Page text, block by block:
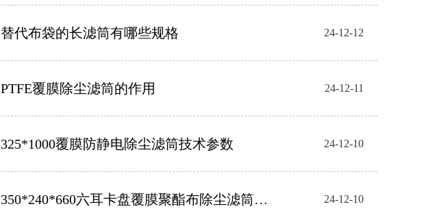
替代布袋的长滤筒有哪些规格 24-12-12
PTFE覆膜除尘滤筒的作用 24-12-11
325*1000覆膜防静电除尘滤筒技术参数 24-12-10
350*240*660六耳卡盘覆膜聚酯布除尘滤筒的 24-12-10